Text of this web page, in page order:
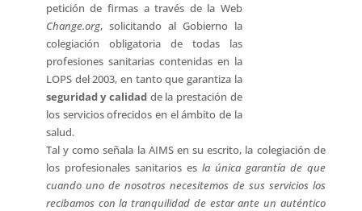
petición de firmas a través de la Web
Change.org, solicitando al Gobierno la
colegiación obligatoria de todas las
profesiones sanitarias contenidas en la
LOPS del 2003, en tanto que garantiza la
seguridad y calidad de la prestación de
los servicios ofrecidos en el ámbito de la
salud.
Tal y como señala la AIMS en su escrito, la colegiación de
los profesionales sanitarios es  la única garantía de que
cuando uno de nosotros necesitemos de sus servicios los
recibamos con la tranquilidad de estar ante un auténtico